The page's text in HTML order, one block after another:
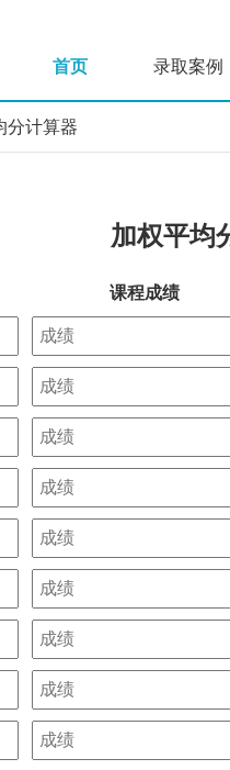
首页 录取案例
分计算器
加权平均
课程成绩